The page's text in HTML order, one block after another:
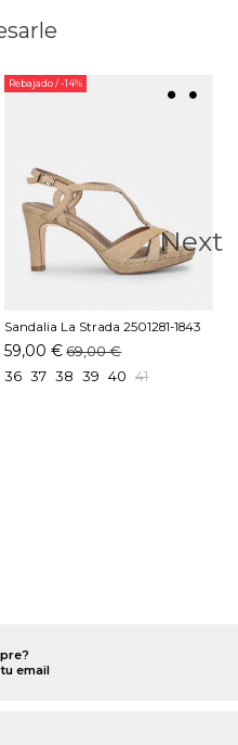
Rebajado/ -14%
Sandalia La Strada 2501281-1843
Oro
59,00 € 69,00 €
36 37 38 39 40 41
Next
email